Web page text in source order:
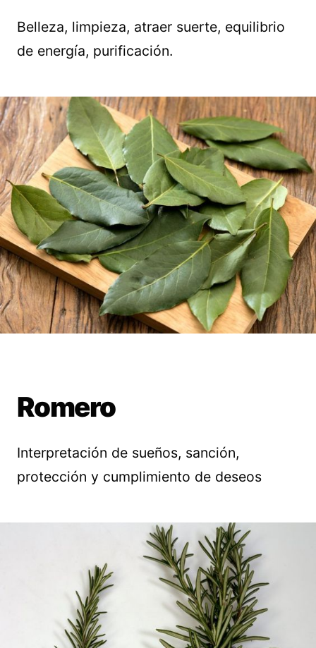
Belleza, limpieza, atraer suerte, equilibrio
de energía, purificación.
Romero
Interpretación de sueños, sanción,
protección y cumplimiento de deseos